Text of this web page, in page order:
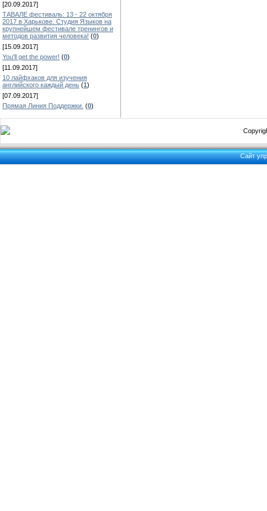
[20.09.2017]
ТАВАЛЕ фестиваль: 13 - 22 октября
2017 в Харькове. Студия Языков на
крупнейшем фестивале тренингов и
методов развития человека! (0)
[15.09.2017]
You'll get the power! (0)
[11.09.2017]
10 лайфхаков для изучения
английского каждый день (1)
[07.09.2017]
Прямая Линия Поддержки. (0)
Сайт